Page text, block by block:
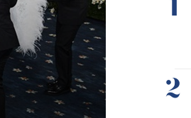
1
2